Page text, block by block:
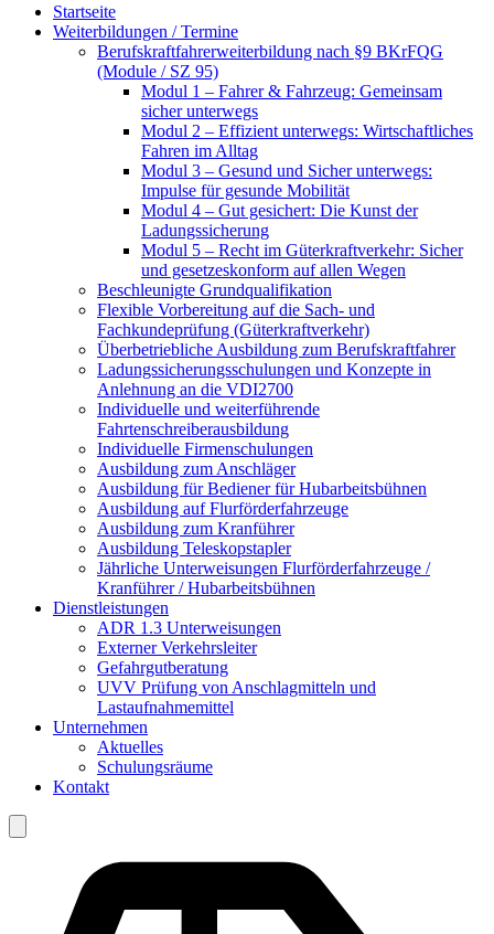
Startseite
Weiterbildungen / Termine
Berufskraftfahrer­weiterbildung nach §9 BKrFQG
(Module / SZ 95)
Modul 1 – Fahrer & Fahrzeug: Gemeinsam
sicher unterwegs
Modul 2 – Effizient unterwegs: Wirtschaftliches
Fahren im Alltag
Modul 3 – Gesund und Sicher unterwegs:
Impulse für gesunde Mobilität
Modul 4 – Gut gesichert: Die Kunst der
Ladungssicherung
Modul 5 – Recht im Güterkraftverkehr: Sicher
und gesetzeskonform auf allen Wegen
Beschleunigte Grundqualifikation
Flexible Vorbereitung auf die Sach- und
Fachkundeprüfung (Güterkraftverkehr)
Überbetriebliche Ausbildung zum Berufskraftfahrer
Ladungssicherungsschulungen und Konzepte in
Anlehnung an die VDI2700
Individuelle und weiterführende
Fahrtenschreiberausbildung
Individuelle Firmenschulungen
Ausbildung zum Anschläger
Ausbildung für Bediener für Hubarbeitsbühnen
Ausbildung auf Flurförderfahrzeuge
Ausbildung zum Kranführer
Ausbildung Teleskopstapler
Jährliche Unterweisungen Flurförderfahrzeuge /
Kranführer / Hubarbeitsbühnen
Dienstleistungen
ADR 1.3 Unterweisungen
Externer Verkehrsleiter
Gefahrgutberatung
UVV Prüfung von Anschlagmitteln und
Lastaufnahmemittel
Unternehmen
Aktuelles
Schulungsräume
Kontakt
Toggle